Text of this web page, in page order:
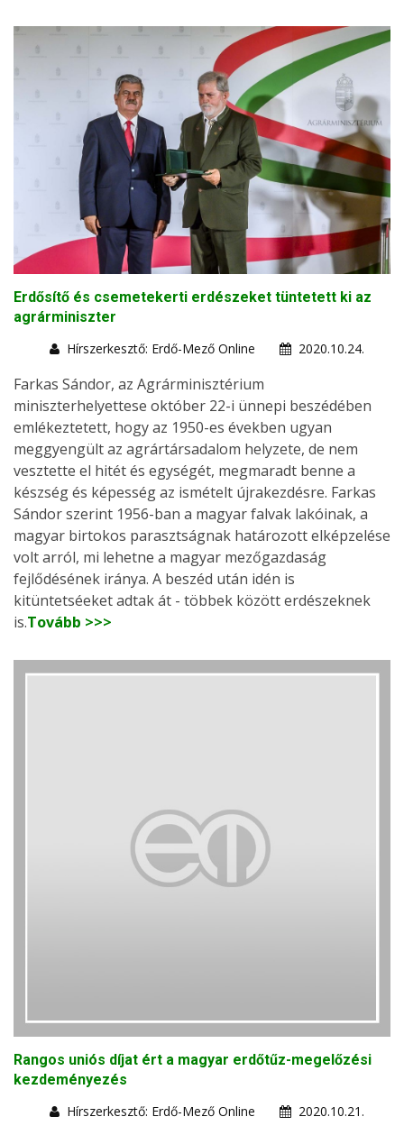
Erdősítő és csemetekerti erdészeket tüntetett ki az
agrárminiszter
Hírszerkesztő: Erdő-Mező Online
2020.10.24.
Farkas Sándor, az Agrárminisztérium
miniszterhelyettese október 22-i ünnepi beszédében
emlékeztetett, hogy az 1950-es években ugyan
meggyengült az agrártársadalom helyzete, de nem
vesztette el hitét és egységét, megmaradt benne a
készség és képesség az ismételt újrakezdésre. Farkas
Sándor szerint 1956-ban a magyar falvak lakóinak, a
magyar birtokos parasztságnak határozott elképzelése
volt arról, mi lehetne a magyar mezőgazdaság
fejlődésének iránya. A beszéd után idén is
kitüntetséeket adtak át - többek között erdészeknek
is.Tovább >>>
Rangos uniós díjat ért a magyar erdőtűz-megelőzési
kezdeményezés
Hírszerkesztő: Erdő-Mező Online
2020.10.21.